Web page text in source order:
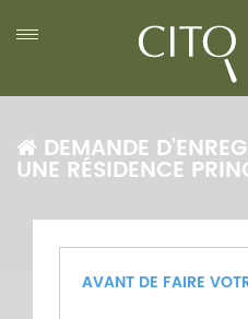
DEMANDE
UNE RÉSIDENCE
AVANT DE FAIRE